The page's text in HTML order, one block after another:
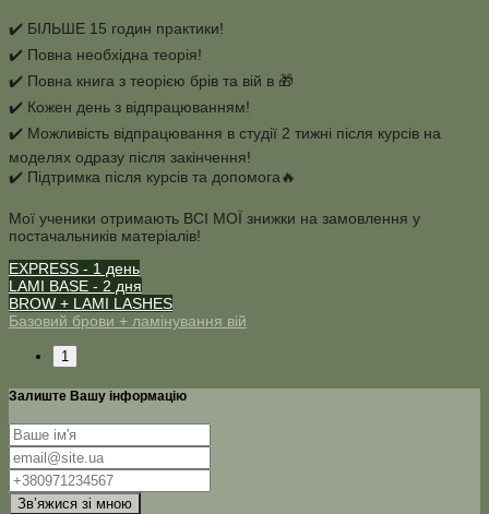
✔️ БІЛЬШЕ 15 годин практики!
✔️ Повна необхідна теорія!
✔️ Повна книга з теорією брів та вій в 🎁
✔️ Кожен день з відпрацюванням!
✔️ Можливість відпрацювання в студії 2 тижні після курсів на
моделях одразу після закінчення!
✔️ Підтримка після курсів та допомога🔥
Мої ученики отримають ВСІ МОЇ знижки на замовлення у
постачальників матеріалів!
EXPRESS - 1 день
LAMI BASE - 2 дня
BROW + LAMI LASHES
Базовий брови + ламінування вій
1
Залиште Вашу інформацію
Звʼяжися зі мною